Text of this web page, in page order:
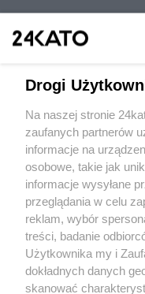
Wydawca mediów
Nie zapomnij
zapoznać się z:
polityką
Twojemiasto
Piekary Śląskie
Drogi
Na naszej stronie
zaufanych partnerów
informacje na
osobowe, takie jak
informacje wysyłane
przeglądania w celu
reklam, wybór
treści, badanie
Użytkownika my i
dokładnych danych
skanować